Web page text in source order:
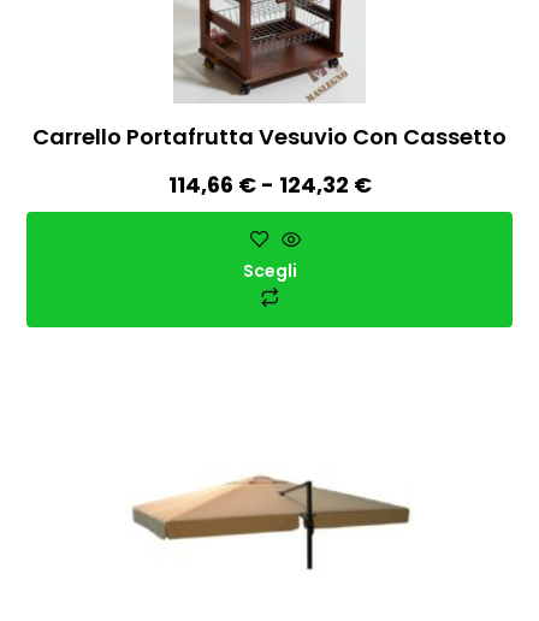
Carrello Portafrutta Vesuvio Con Cassetto
114,66 € - 124,32 €
Scegli